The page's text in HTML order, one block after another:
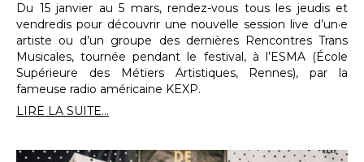
Du 15 janvier au 5 mars, rendez-vous tous les jeudis et
vendredis pour découvrir une nouvelle session live d’un·e
artiste ou d’un groupe des dernières Rencontres Trans
Musicales, tournée pendant le festival, à l’ESMA (École
Supérieure des Métiers Artistiques, Rennes), par la
fameuse radio américaine KEXP.
LIRE LA SUITE...